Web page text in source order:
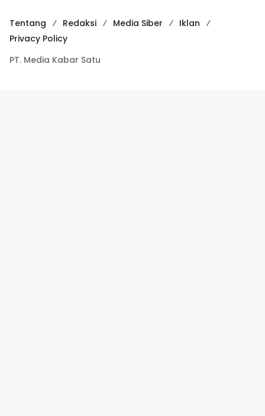
Tentang Redaksi Media Siber
Iklan
Privacy Policy
PT. Media Kabar Satu